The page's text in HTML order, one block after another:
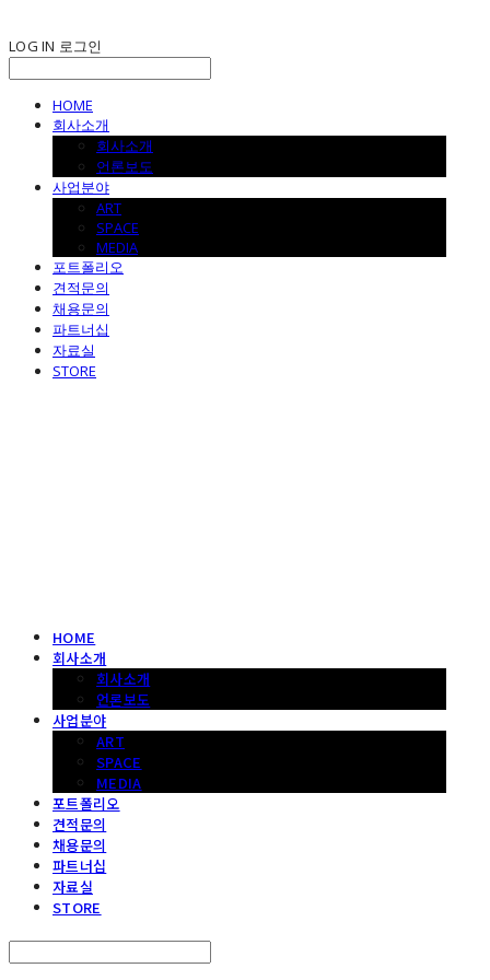
LOG IN 로그인
HOME
회사소개
회사소개
언론보도
사업분야
ART
SPACE
MEDIA
포트폴리오
견적문의
채용문의
파트너십
자료실
STORE
HOME
회사소개
회사소개
언론보도
사업분야
ART
SPACE
MEDIA
포트폴리오
견적문의
채용문의
파트너십
자료실
STORE